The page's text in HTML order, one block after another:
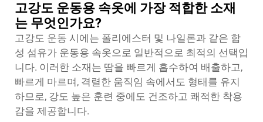
고강도 운동용 속옷에 가장 적합한 소재
는 무엇인가요?
고강도 운동 시에는 폴리에스터 및 나일론과 같은 합
성 섬유가 운동용 속옷으로 일반적으로 최적의 선택입
니다. 이러한 소재는 땀을 빠르게 흡수하여 배출하고,
빠르게 마르며, 격렬한 움직임 속에서도 형태를 유지
하므로, 강도 높은 훈련 중에도 건조하고 쾌적한 착용
감을 제공합니다.